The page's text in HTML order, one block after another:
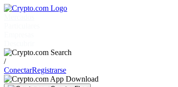
/
ConectarRegistrarse